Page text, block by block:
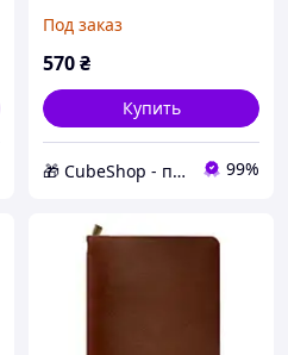
Под заказ
570₴
Купить
🎁 CubeShop - подарки и подарочная упаковка 99%